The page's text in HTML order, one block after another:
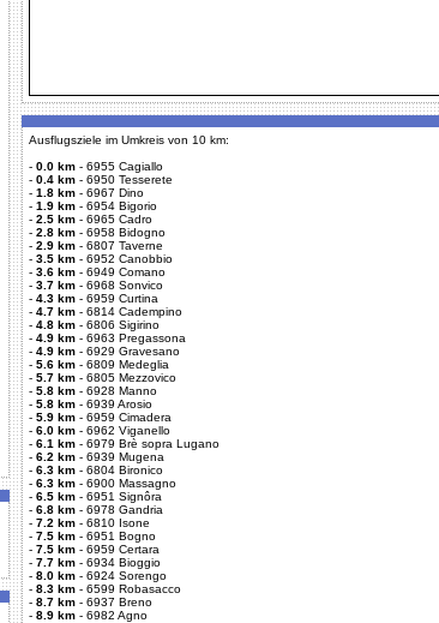
Ausflugsziele im Umkreis von 10 km:
- 0.0 km - 6955 Cagiallo
- 0.4 km - 6950 Tesserete
- 1.8 km - 6967 Dino
- 1.9 km - 6954 Bigorio
- 2.5 km - 6965 Cadro
- 2.8 km - 6958 Bidogno
- 2.9 km - 6807 Taverne
- 3.5 km - 6952 Canobbio
- 3.6 km - 6949 Comano
- 3.7 km - 6968 Sonvico
- 4.3 km - 6959 Curtina
- 4.7 km - 6814 Cadempino
- 4.8 km - 6806 Sigirino
- 4.9 km - 6963 Pregassona
- 4.9 km - 6929 Gravesano
- 5.6 km - 6809 Medeglia
- 5.7 km - 6805 Mezzovico
- 5.8 km - 6928 Manno
- 5.8 km - 6939 Arosio
- 5.9 km - 6959 Cimadera
- 6.0 km - 6962 Viganello
- 6.1 km - 6979 Brè sopra Lugano
- 6.2 km - 6939 Mugena
- 6.3 km - 6804 Bironico
- 6.3 km - 6900 Massagno
- 6.5 km - 6951 Signôra
- 6.8 km - 6978 Gandria
- 7.2 km - 6810 Isone
- 7.5 km - 6951 Bogno
- 7.5 km - 6959 Certara
- 7.7 km - 6934 Bioggio
- 8.0 km - 6924 Sorengo
- 8.3 km - 6599 Robasacco
- 8.7 km - 6937 Breno
- 8.9 km - 6982 Agno